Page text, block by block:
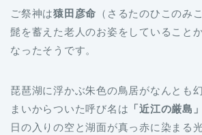
ご祭神は猿田彦命 （さるたのひこのみ
髭を蓄えた老人のお姿をしていること
なったそうです。
琵琶湖に浮かぶ朱色の鳥居がなんとも
まいからついた呼び名は 「近江の厳島」
日の入りの空と湖面が真っ赤に染まる